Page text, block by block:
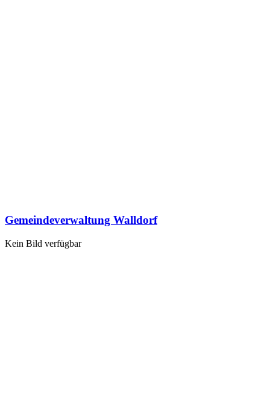
Gemeindeverwaltung Walldorf
Kein Bild verfügbar